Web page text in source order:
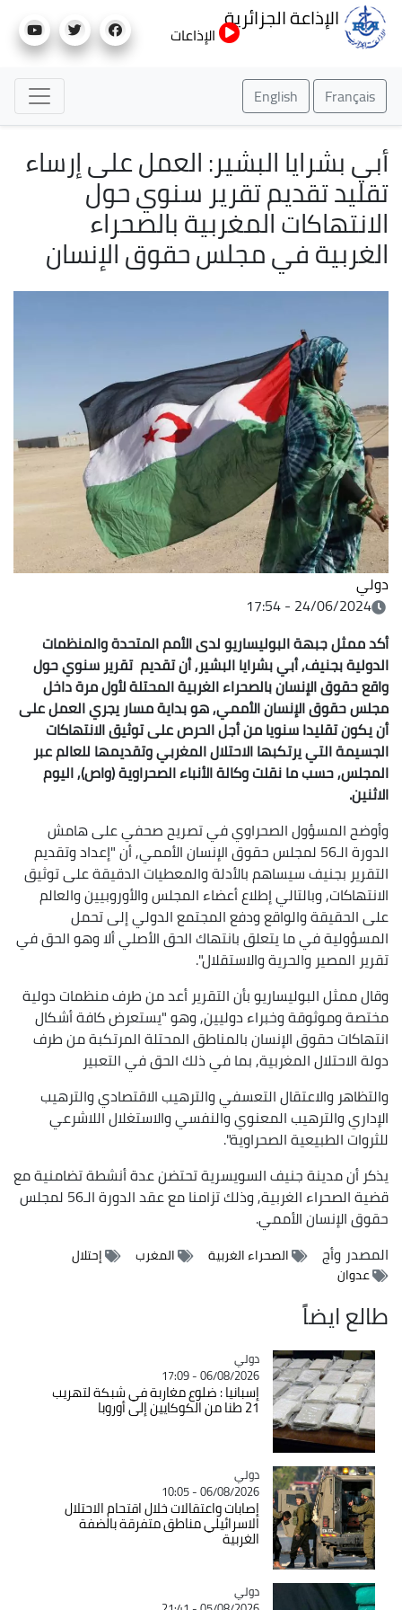
إلى
الإذاعة الجزائرية
الإذاعات
Français
English
أبي بشرايا البشير: العمل على إرساء
تقليد تقديم تقرير سنوي حول
الانتهاكات المغربية بالصحراء
الغربية في مجلس حقوق الإنسان
دولي
24/06/2024 - 17:54
أكد ممثل جبهة البوليساريو لدى الأمم المتحدة والمنظمات
الدولية بجنيف, أبي بشرايا البشير, أن تقديم تقرير سنوي حول
واقع حقوق الإنسان بالصحراء الغربية المحتلة لأول مرة داخل
مجلس حقوق الإنسان الأممي, هو بداية مسار يجري العمل على
أن يكون تقليدا سنويا من أجل الحرص على توثيق الانتهاكات
الجسيمة التي يرتكبها الاحتلال المغربي وتقديمها للعالم عبر
المجلس, حسب ما نقلت وكالة الأنباء الصحراوية (واص), اليوم
الاثنين.
وأوضح المسؤول الصحراوي في تصريح صحفي على هامش
الدورة الـ56 لمجلس حقوق الإنسان الأممي, أن "إعداد وتقديم
التقرير بجنيف سيساهم بالأدلة والمعطيات الدقيقة على توثيق
الانتهاكات, وبالتالي إطلاع أعضاء المجلس والأوروبيين والعالم
على الحقيقة والواقع ودفع المجتمع الدولي إلى تحمل
المسؤولية في ما يتعلق بانتهاك الحق الأصلي ألا وهو الحق في
تقرير المصير والحرية والاستقلال".
وقال ممثل البوليساريو بأن التقرير أعد من طرف منظمات دولية
مختصة وموثوقة وخبراء دوليين, وهو "يستعرض كافة أشكال
انتهاكات حقوق الإنسان بالمناطق المحتلة المرتكبة من طرف
دولة الاحتلال المغربية, بما في ذلك الحق في التعبير
والتظاهر والاعتقال التعسفي والترهيب الاقتصادي والترهيب
الإداري والترهيب المعنوي والنفسي والاستغلال اللاشرعي
للثروات الطبيعية الصحراوية".
يذكر أن مدينة جنيف السويسرية تحتضن عدة أنشطة تضامنية مع
قضية الصحراء الغربية, وذلك تزامنا مع عقد الدورة الـ56 لمجلس
حقوق الإنسان الأممي.
المصدروأج الصحراء الغربية المغرب
إحتلال
عدوان
طالع ايضاً
Catégorie
دولي
06/08/2026 - 17:09
إسبانيا : ضلوع مغاربة في شبكة لتهريب
21 طنا من الكوكايين إلى أوروبا
Catégorie
دولي
06/08/2026 - 10:05
إصابات واعتقالات خلال اقتحام الاحتلال
الاسرائيلي مناطق متفرقة بالضفة
الغربية
Catégorie
دولي